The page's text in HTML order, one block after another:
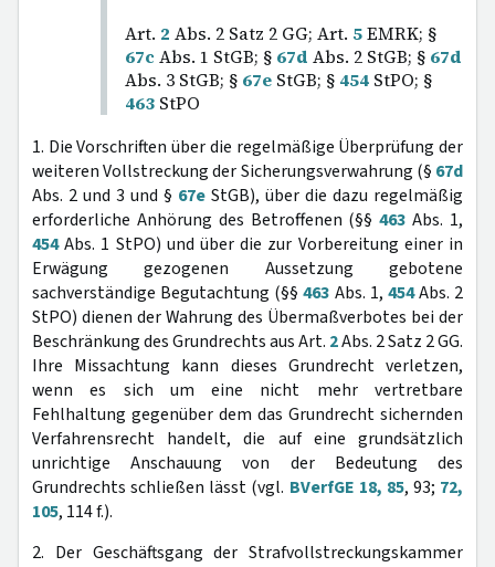
Art. 2 Abs. 2 Satz 2 GG; Art. 5EMRK; §
67cAbs. 1 StGB; § 67d Abs. 2 StGB; § 67d
Abs. 3 StGB; § 67e StGB; § 454 StPO; §
463 StPO
1. Die Vorschriften über die regelmäßige Überprüfung der
weiteren Vollstreckung der Sicherungsverwahrung (§ 67d
Abs. 2 und 3 und § 67e StGB), über die dazu regelmäßig
erforderliche Anhörung des Betroffenen (§§463 Abs. 1,
454Abs. 1 StPO) und über die zur Vorbereitung einer in
Erwägung gezogenen Aussetzung gebotene
sachverständige Begutachtung (§§463 Abs. 1, 454Abs. 2
StPO) dienen der Wahrung des Übermaßverbotes bei der
Beschränkung des Grundrechts aus Art. 2Abs. 2 Satz 2 GG.
Ihre Missachtung kann dieses Grundrecht verletzen,
wenn es sich um eine nicht mehr vertretbare
Fehlhaltung gegenüber dem das Grundrecht sichernden
Verfahrensrecht handelt, die auf eine grundsätzlich
unrichtige Anschauung von der Bedeutung des
Grundrechts schließen lässt (vgl. BVerfGE 18, 85, 93; 72,
105, 114 f.).
2. Der Geschäftsgang der Strafvollstreckungskammer